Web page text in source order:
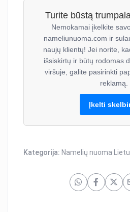
Turite būstą
Nemokamai įkelkite
nameliunuoma.com ir
naujų klientų! Jei norite,
išsiskirtų ir būtų rodomas
viršuje, galite pasirinkti
reklamą.
Įkelti
Kategorija: Namelių nuoma